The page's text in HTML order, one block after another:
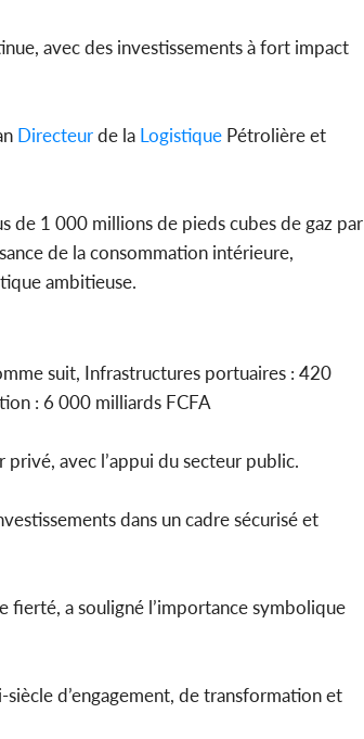
avec des investissements à fort impact
Directeurde la Logistique Pétrolière et
1 000 millions de pieds cubes de gaz par
de la consommation intérieure,
ambitieuse.
suit, Infrastructures portuaires : 420
: 6 000 milliards FCFA
avec l’appui du secteur public.
dans un cadre sécurisé et
fierté, a souligné l’importance symbolique
d’engagement, de transformation et